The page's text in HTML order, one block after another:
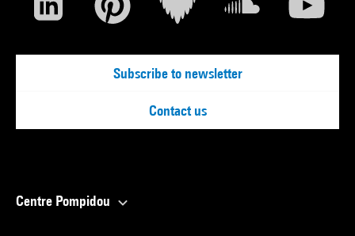
Subscribe to newsletter
Contact us
Centre Pompidou